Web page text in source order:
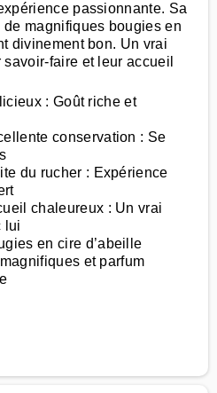
passionnante. Sa
magnifiques bougies en
divinement bon. Un vrai
faire et leur accueil
: Goût riche et
conservation : Se
du rucher : Expérience
chaleureux : Un vrai
lui
en cire d’abeille
et parfum